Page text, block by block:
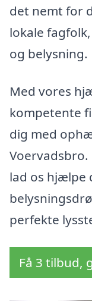
det nemt for
lokale
og belysning.
Med vores
kompetente
dig med
lad os hjælpe
perfekte
Få 3 tilbud,